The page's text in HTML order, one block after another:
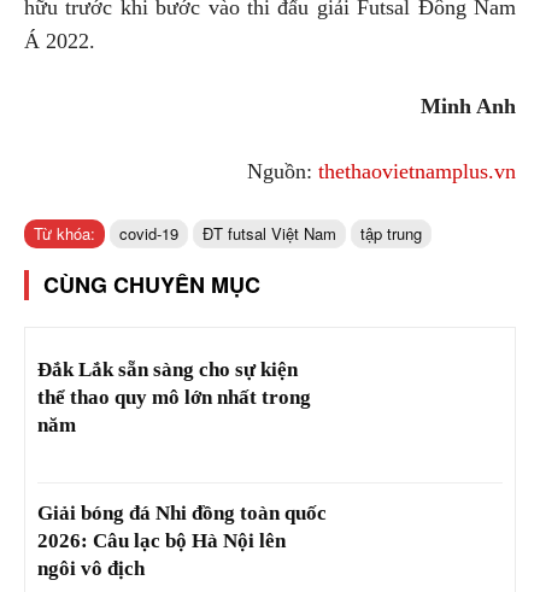
hữu trước khi bước vào thi đấu giải Futsal Đông Nam
Á 2022.
Minh Anh
Nguồn: thethaovietnamplus.vn
Từ khóa: covid-19 ĐT futsal Việt Nam tập trung
CÙNG CHUYÊN MỤC
Đắk Lắk sẵn sàng cho sự kiện
thể thao quy mô lớn nhất trong
năm
Giải bóng đá Nhi đồng toàn quốc
2026: Câu lạc bộ Hà Nội lên
ngôi vô địch